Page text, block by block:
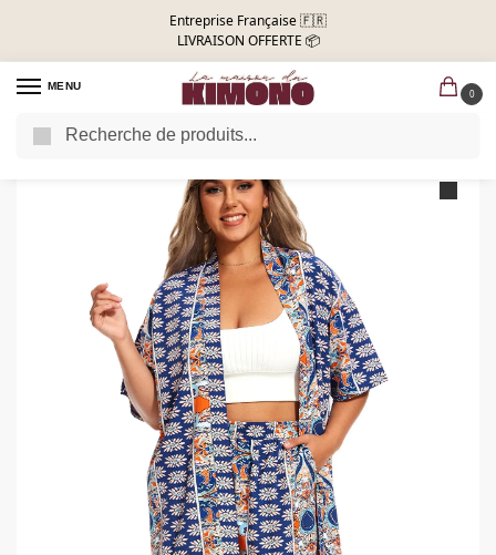
Entreprise Française 🇫🇷
LIVRAISON OFFERTE 📦
MENU
0
/ Kimono Femme / Ensemble Kimono Femme